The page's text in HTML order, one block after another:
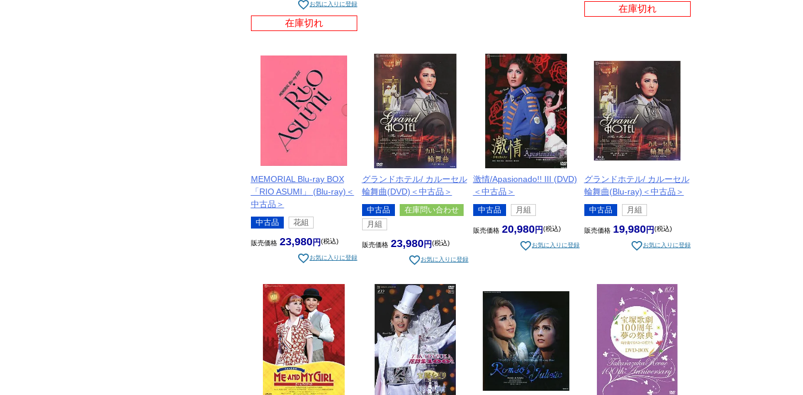
2015年4月-7月、『1789 - バスティーユの恋人たち -』マリー・アントワネット
2015年11月-2016年2月、『舞音-MANON-』／『GOLDEN JAZZ』ファン・トゥイ・リエン（マノン）
2016年3月、全国ツアー公演『激情-ホセとカルメン-』／『Apasionado!!(アパショナード)!!III』カルメン
2016年6月 - 9月、『NOBUNAGA〈信長〉-下天の夢-』／『Forever LOVE‼』帰蝶
2016年10月 - 11月、『アーサー王伝説』（文京シビックホール・シアタードラマシティ）グィネヴィア
2017年1月 - 3月、『グランドホテル』／『カルーセル輪舞曲（ロンド）』エリザヴェッタ・グルーシンス
カヤ
2017年5月、『長崎しぐれ坂』／『カルーセル輪舞曲（ロンド）』（博多座） おしま
2017年7月 - 10月、『ALL FOR ONE 〜ダルタニアンと太陽王〜』 ルイ14世
2017年10月、第54回「宝塚舞踊会」
TAKARAZUKA－イメージの結晶－』 トゥーランドット
2018年2月-5月、『カンパニー -努力（レッスン）、情熱（パッション）、そして仲間たち（カンパニ
ー）-』／『BADDY（バッディ）－悪党（ヤツ）は月からやって来る－』高崎美波
2018年7月、宝塚バウホール公演『愛聖女（サントダムール）－Sainte♡d’Amour－』ジャンヌ・ダルク *
バウ初主演
2018年8月-11月、『エリザベート－愛と死の輪舞（ロンド）－』エリザベート *退団公演
お気に入りに登録
在庫切れ
在庫切れ
MEMORIAL Blu-ray BOX
「RIO ASUMI」 (Blu-ray)＜
中古品＞
中古品 花組
販売価格 23,980 税込
お気に入りに登録
グランドホテル/ カルーセル
輪舞曲(DVD)＜中古品＞
中古品
在庫問い合わせ
月組
販売価格 23,980 税込
お気に入りに登録
激情/Apasionado!! III (DVD)
＜中古品＞
中古品 月組
販売価格 20,980 税込
お気に入りに登録
グランドホテル/ カルーセル
輪舞曲(Blu-ray)＜中古品＞
中古品 月組
販売価格 19,980 税込
お気に入りに登録